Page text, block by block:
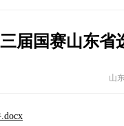
届国赛山东省
山